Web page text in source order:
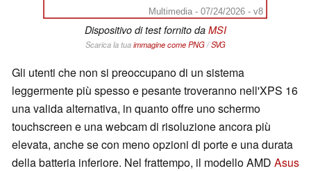
Multimedia - 07/24/2026 - v8
Dispositivo di test fornito da MSI
Scarica la tuaimmagine comePNG/SVG
Gli utenti che non si preoccupano di un sistema
leggermente più spesso e pesante troveranno nell'XPS 16
una valida alternativa, in quanto offre uno schermo
touchscreen e una webcam di risoluzione ancora più
elevata, anche se con meno opzioni di porte e una durata
della batteria inferiore. Nel frattempo, il modello AMD Asus